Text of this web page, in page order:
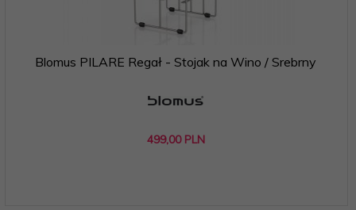
Blomus PILARE Regał - Stojak na Wino / Srebrny
499,00 PLN